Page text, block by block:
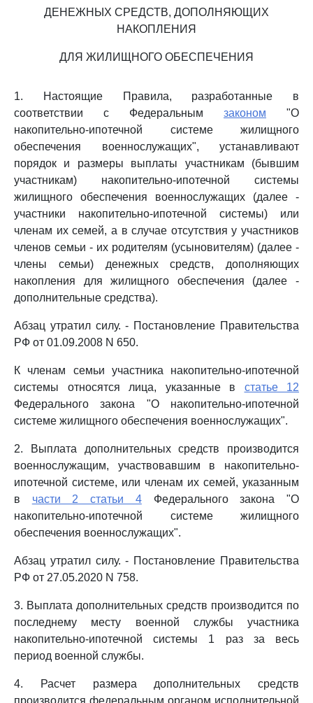
ДЕНЕЖНЫХ СРЕДСТВ, ДОПОЛНЯЮЩИХ
НАКОПЛЕНИЯ
ДЛЯ ЖИЛИЩНОГО ОБЕСПЕЧЕНИЯ
1. Настоящие Правила, разработанные в
соответствии с Федеральным законом "О
накопительно-ипотечной системе жилищного
обеспечения военнослужащих", устанавливают
порядок и размеры выплаты участникам (бывшим
участникам) накопительно-ипотечной системы
жилищного обеспечения военнослужащих (далее -
участники накопительно-ипотечной системы) или
членам их семей, а в случае отсутствия у участников
членов семьи - их родителям (усыновителям) (далее -
члены семьи) денежных средств, дополняющих
накопления для жилищного обеспечения (далее -
дополнительные средства).
Абзац утратил силу. - Постановление Правительства
РФ от 01.09.2008 N 650.
К членам семьи участника накопительно-ипотечной
системы относятся лица, указанные в статье 12
Федерального закона "О накопительно-ипотечной
системе жилищного обеспечения военнослужащих".
2. Выплата дополнительных средств производится
военнослужащим, участвовавшим в накопительно-
ипотечной системе, или членам их семей, указанным
в части 2 статьи 4Федерального закона "О
накопительно-ипотечной системе жилищного
обеспечения военнослужащих".
Абзац утратил силу. - Постановление Правительства
РФ от 27.05.2020 N 758.
3. Выплата дополнительных средств производится по
последнему месту военной службы участника
накопительно-ипотечной системы 1 раз за весь
период военной службы.
4. Расчет размера дополнительных средств
производится федеральным органом исполнительной